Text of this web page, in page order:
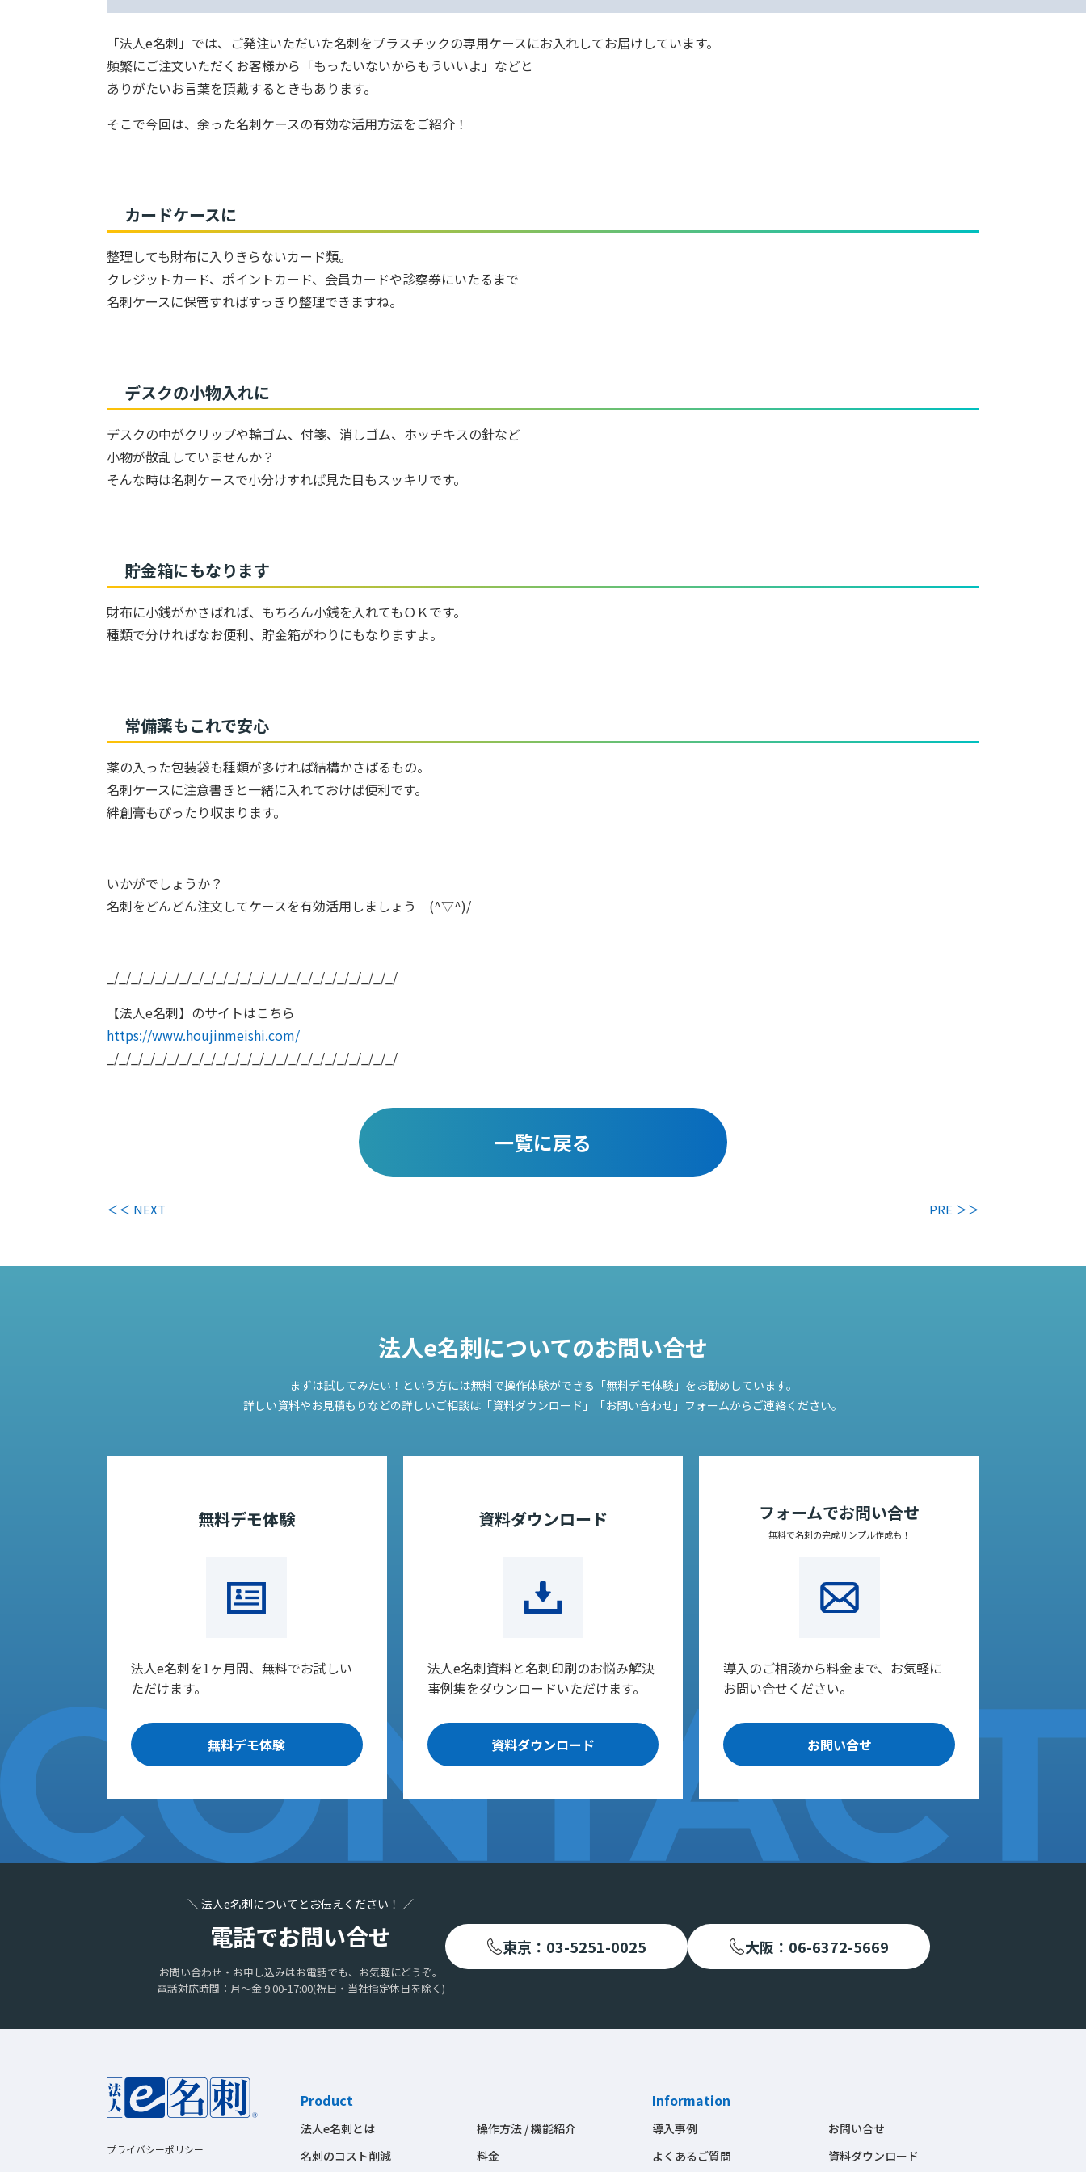
「法人e名刺」では、ご発注いただいた名刺をプラスチックの専用ケースにお入れしてお届けしています。
頻繁にご注文いただくお客様から「もったいないからもういいよ」などと
ありがたいお言葉を頂戴するときもあります。
そこで今回は、余った名刺ケースの有効な活用方法をご紹介！
カードケースに
整理しても財布に入りきらないカード類。
クレジットカード、ポイントカード、会員カードや診察券にいたるまで
名刺ケースに保管すればすっきり整理できますね。
デスクの小物入れに
デスクの中がクリップや輪ゴム、付箋、消しゴム、ホッチキスの針など
小物が散乱していませんか？
そんな時は名刺ケースで小分けすれば見た目もスッキリです。
貯金箱にもなります
財布に小銭がかさばれば、もちろん小銭を入れてもＯＫです。
種類で分ければなお便利、貯金箱がわりにもなりますよ。
常備薬もこれで安心
薬の入った包装袋も種類が多ければ結構かさばるもの。
名刺ケースに注意書きと一緒に入れておけば便利です。
絆創膏もぴったり収まります。
いかがでしょうか？
名刺をどんどん注文してケースを有効活用しましょう (^▽^)/
_/_/_/_/_/_/_/_/_/_/_/_/_/_/_/_/_/_/_/_/_/_/_/_/
【法人e名刺】のサイトはこちら
https://www.houjinmeishi.com/
_/_/_/_/_/_/_/_/_/_/_/_/_/_/_/_/_/_/_/_/_/_/_/_/
一覧に戻る
＜＜ NEXT PRE ＞＞
法人e名刺についてのお問い合せ
まずは試してみたい！という方には無料で操作体験ができる「無料デモ体験」をお勧めしています。
詳しい資料やお見積もりなどの詳しいご相談は「資料ダウンロード」「お問い合わせ」フォームからご連絡ください。
無料デモ体験
法人e名刺を1ヶ月間、無料でお試しい
ただけます。
無料デモ体験
資料ダウンロード
法人e名刺資料と名刺印刷のお悩み解決
事例集をダウンロードいただけます。
資料ダウンロード
フォームでお問い合せ
無料で名刺の完成サンプル作成も！
導入のご相談から料金まで、お気軽に
お問い合せください。
お問い合せ
＼ 法人e名刺についてとお伝えください！ ／
電話でお問い合せ
お問い合わせ・お申し込みはお電話でも、 お気軽にどうぞ。
電話対応時間：月〜金 9:00-17:00(祝日・当社指定休日を除く)
東京：03-5251-0025 大阪：06-6372-5669
プライバシーポリシー
Product
法人e名刺とは
名刺のコスト削減
操作方法 / 機能紹介
料金
Information
導入事例
よくあるご質問
お問い合せ
資料ダウンロード